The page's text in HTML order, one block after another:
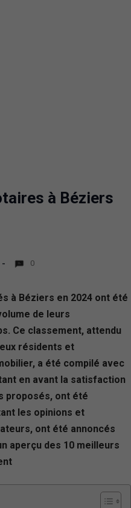
à Béziers
0
à Béziers en 2024 ont été
de leurs
Ce classement, attendu
résidents et
a été compilé avec
en avant la satisfaction
proposés, ont été
les opinions et
ont été annoncés
aperçu des 10 meilleurs